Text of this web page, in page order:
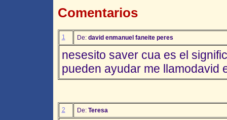
Comentarios
1 De: david enmanuel faneite peres
nesesito saver cua es el
pueden ayudar me llamodavid
2 De: Teresa